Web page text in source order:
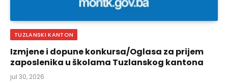
TUZLANSKI KANTON
Izmjene i dopune konkursa/Oglasa za prijem
zaposlenika u školama Tuzlanskog kantona
jul 30, 2026